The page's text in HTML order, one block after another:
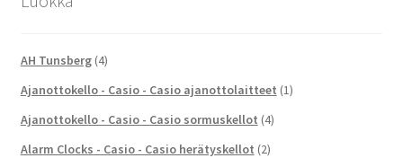
AH Tunsberg (4)
Ajanottokello - Casio - Casio ajanottolaitteet (1)
Ajanottokello - Casio - Casio sormuskellot (4)
Alarm Clocks - Casio - Casio herätyskellot (2)